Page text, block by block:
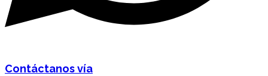
Contáctanos vía